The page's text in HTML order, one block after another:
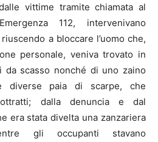
vittime tramite chiamata al
112, intervenivano
a bloccare l’uomo che,
personale, veniva trovato in
da scasso nonché di uno zaino
diverse paia di scarpe, che
dalla denuncia e dal
era stata divelta una zanzariera
gli occupanti stavano